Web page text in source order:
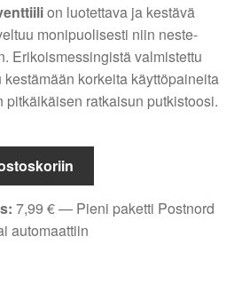
on luotettava ja kestävä
monipuolisesti niin neste-
Erikoismessingistä valmistettu
korkeita käyttöpaineita
pitkäikäisen ratkaisun putkistoosi.
7,99 €— Pieni paketti Postnord
automaattiin